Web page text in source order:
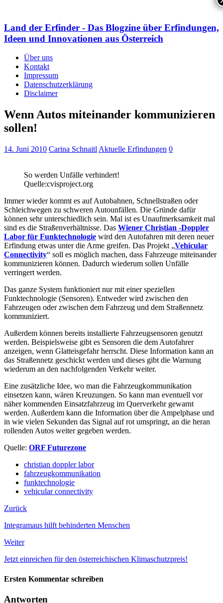
Land der Erfinder - Das Blogzine über Erfindungen,
Ideen und Innovationen aus Österreich
Über uns
Kontakt
Impressum
Datenschutzerklärung
Disclaimer
Wenn Autos miteinander kommunizieren
sollen!
14. Juni 2010 Carina Schnaitl Aktuelle Erfindungen 0
So werden Unfälle verhindert!
Quelle:cvisproject.org
Immer wieder kommt es auf Autobahnen, Schnellstraßen oder
Schleichwegen zu schweren Autounfällen. Die Gründe dafür
können sehr unterschiedlich sein. Mal ist es Unaufmerksamkeit mal
sind es die Straßenverhältnisse. Das Wiener Christian -Doppler
Labor für Funktechnologie wird den Autofahren mit deren neuer
Erfindung etwas unter die Arme greifen. Das Projekt „Vehicular
Connectivity“ soll es möglich machen, dass Fahrzeuge miteinander
kommunizieren können. Dadurch wiederum sollen Unfälle
verringert werden.
Das ganze System funktioniert nur mit einer speziellen
Funktechnologie (Sensoren). Entweder wird zwischen den
Fahrzeugen oder zwischen dem Fahrzeug und dem Straßennetz
kommuniziert.
Außerdem können bereits installierte Fahrzeugsensoren genutzt
werden. Beispielsweise gibt es Sensoren die dem Autofahrer
anzeigen, wenn Glatteisgefahr herrscht. Diese Information kann an
das Straßennetz geschickt werden und dieses gibt die Warnung
wiederum an den nachfolgenden Verkehr weiter.
Eine zusätzliche Idee, wo man die Fahrzeugkommunikation
einsetzen kann, wären Kreuzungen. So kann man eventuell vor
näher kommenden Einsatzfahrzeug im Querverkehr gewarnt
werden. Außerdem kann die Information über die Ampelphase und
in wie vielen Sekunden das Signal auf rot umspringt, an die heran
rollenden Autos weiter gegeben werden.
Quelle: ORF Futurezone
christian doppler labor
fahrzeugkommunikation
funktechnologie
vehicular connectivity
Zurück
Integramaus hilft behinderten Menschen
Weiter
Jetzt einreichen für den österreichischen Klimaschutzpreis!
Ersten Kommentar schreiben
Antworten